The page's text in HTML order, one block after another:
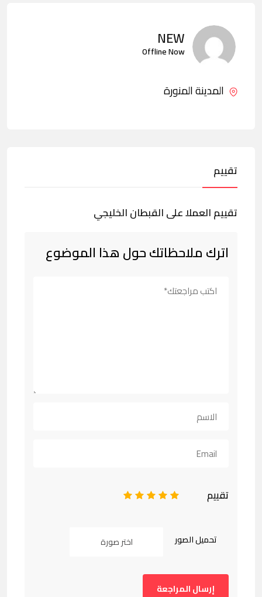
NEW
Offline Now
المدينة المنورة
تقييم
تقييم العملا على القبطان الخليجي
اترك ملاحظاتك حول هذا الموضوع
تقييم 5
4
3
2
تحميل الصور اختر صورة